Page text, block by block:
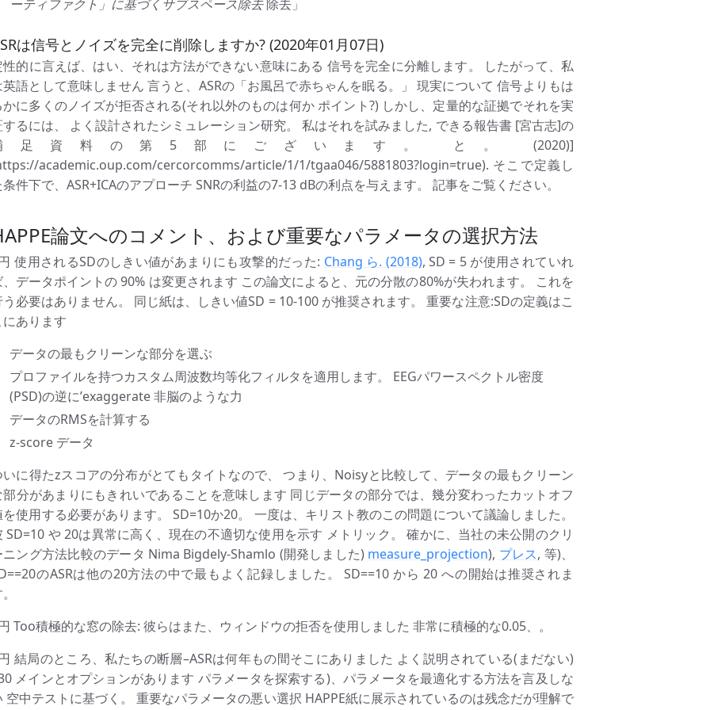
ーティファクト」に基づくサブスペース除去除去」
は信号とノイズを完全に削除しますか? (2020年01月07日)
性的に言えば、はい、それは方法ができない意味にある 信号を完全に分離します。 したがって、私
英語として意味しません 言うと、ASRの「お風呂で赤ちゃんを眠る。」 現実について 信号よりもは
かに多くのノイズが拒否される(それ以外のものは何か ポイント?) しかし、定量的な証拠でそれを実
するには、 よく設計されたシミュレーション研究。 私はそれを試みました, できる報告書 [宮古志]の
足資料の第5部にございます。 と。 (2020)]
academic.oup.com/cercorcomms/article/1/1/tgaa046/5881803?login=true). そこで定義し
件下で、ASR+ICAのアプローチ SNRの利益の7-13 dBの利点を与えます。 記事をご覧ください。
論文へのコメント、および重要なパラメータの選択方法
使用されるSDのしきい値があまりにも攻撃的だった: Chang ら. (2018), SD = 5 が使用されていれ
、データポイントの 90% は変更されます この論文によると、元の分散の80%が失われます。 これを
う必要はありません。 同じ紙は、しきい値SD = 10-100 が推奨されます。 重要な注意:SDの定義はこ
にあります
データの最もクリーンな部分を選ぶ
プロファイルを持つカスタム周波数均等化フィルタを適用します。 EEGパワースペクトル密度
(PSD)の逆に’exaggerate 非脳のような力
データのRMSを計算する
z-score データ
いに得たzスコアの分布がとてもタイトなので、 つまり、Noisyと比較して、データの最もクリーン
部分があまりにもきれいであることを意味します 同じデータの部分では、幾分変わったカットオフ
を使用する必要があります。 SD=10か20。 一度は、キリスト教のこの問題について議論しました。
SD=10 や 20は異常に高く、現在の不適切な使用を示す メトリック。 確かに、当社の未公開のクリ
ニング方法比較のデータ Nima Bigdely-Shamlo (開発しました) measure_projection), プレス, 等)、
のASRは他の20方法の中で最もよく記録しました。 SD==10 から 20 への開始は推奨されま
Too積極的な窓の除去: 彼らはまた、ウィンドウの拒否を使用しました 非常に積極的な0.05、。
結局のところ、私たちの断層–ASRは何年もの間そこにありました よく説明されている(まだない)
メインとオプションがあります パラメータを探索する)、パラメータを最適化する方法を言及しな
空中テストに基づく。 重要なパラメータの悪い選択 HAPPE紙に展示されているのは残念だが理解で